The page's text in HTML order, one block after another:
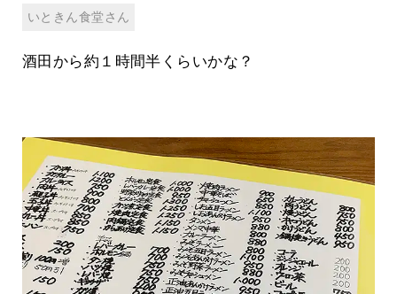
いときん食堂さん
酒田から約１時間半くらいかな？